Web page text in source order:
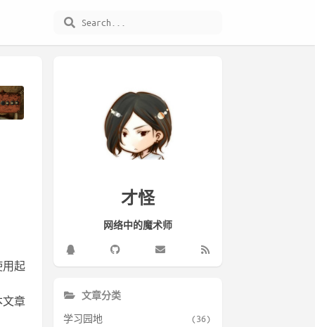
用起
文章
才怪
网络中的魔术师
文章分类
学习园地
(36)